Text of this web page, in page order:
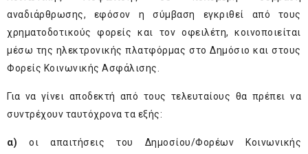
αναδιάρθρωσης, εφόσον η σύμβαση εγκριθεί από τους
χρηματοδοτικούς φορείς και τον οφειλέτη, κοινοποιείται
μέσω της ηλεκτρονικής πλατφόρμας στο Δημόσιο και στους
Φορείς Κοινωνικής Ασφάλισης.
Για να γίνει αποδεκτή από τους τελευταίους θα πρέπει να
συντρέχουν ταυτόχρονα τα εξής:
α) οι απαιτήσεις του Δημοσίου/Φορέων Κοινωνικής